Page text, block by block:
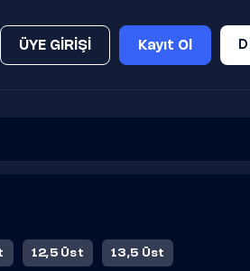
ÜYE GİRİŞİ Kayıt Ol Dil
12,5 Üst 13,5 Üst